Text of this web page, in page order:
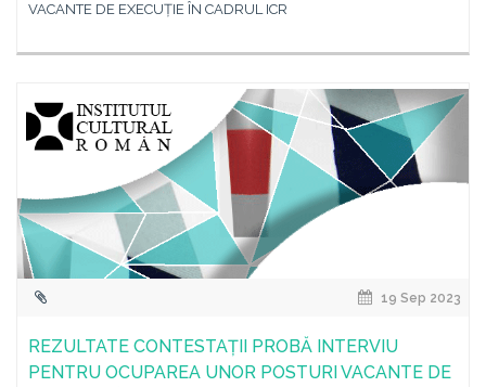
VACANTE DE EXECUȚIE ÎN CADRUL ICR
19 Sep 2023
REZULTATE CONTESTAȚII PROBĂ INTERVIU
PENTRU OCUPAREA UNOR POSTURI VACANTE DE